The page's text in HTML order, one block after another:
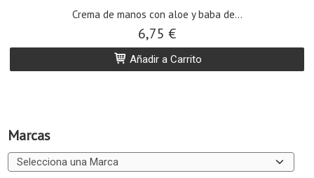
Marcas
Crema de manos con aloe y baba de...
6,75 €
Añadir a Carrito